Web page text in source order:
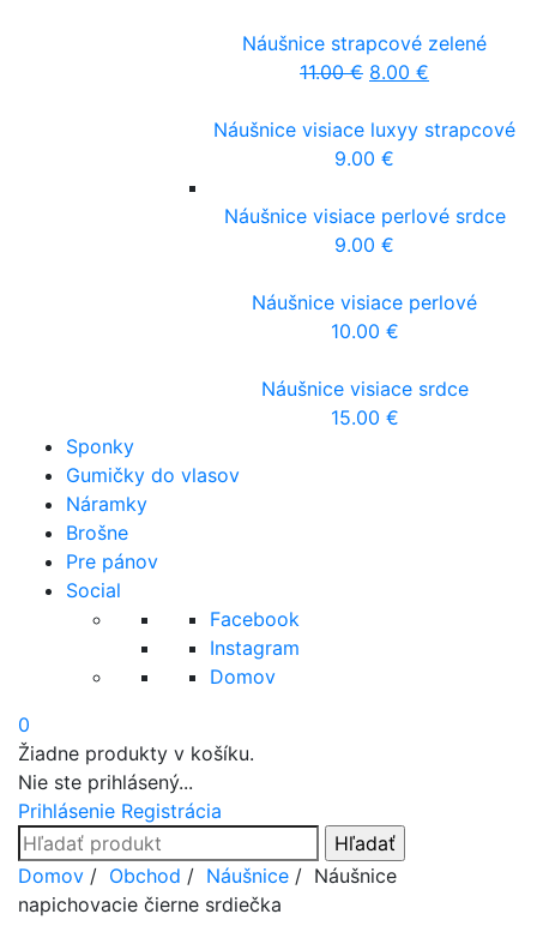
Náušnice strapcové zelené
11.00€ 8.00 €
Náušnice visiace luxyy strapcové
9.00 €
Náušnice visiace perlové srdce
9.00 €
Náušnice visiace perlové
10.00 €
Náušnice visiace srdce
15.00 €
Sponky
Gumičky do vlasov
Náramky
Brošne
Pre pánov
Social
Facebook
Instagram
Domov
0
Žiadne produkty v košíku.
Nie ste prihlásený...
Prihlásenie Registrácia
Search
for:
Prejsť
na
Domov / Obchod / Náušnice / Náušnice
napichovacie čierne srdiečka